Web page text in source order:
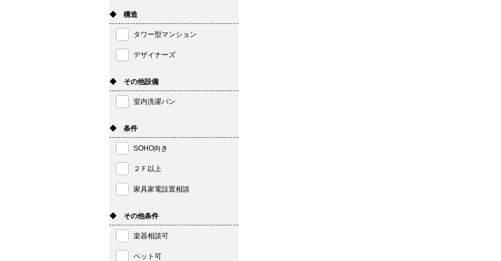
◆ 構造
タワー型マンション
デザイナーズ
◆ その他設備
室内洗濯パン
◆ 条件
SOHO向き
２Ｆ以上
家具家電設置相談
◆ その他条件
楽器相談可
ペット可